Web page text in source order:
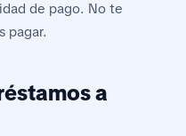
de pago. No te
pagar.
a